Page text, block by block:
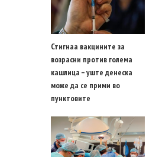
Стигнаа вакцините за
возрасни против голема
кашлица – уште денеска
може да се прими во
пунктовите